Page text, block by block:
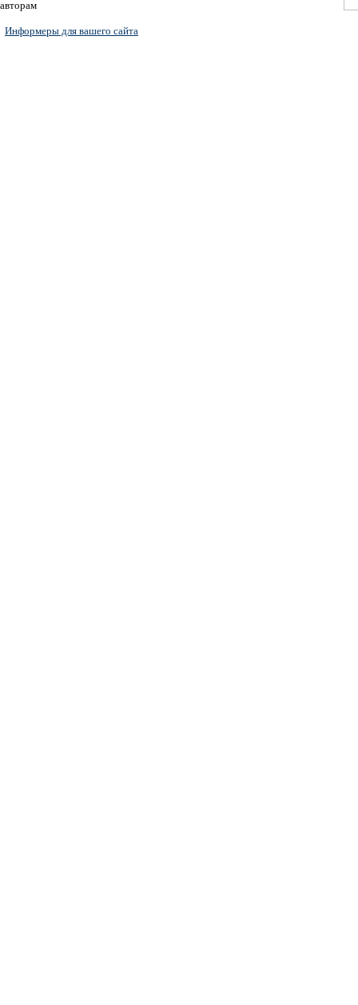
авторам
Информеры для вашего сайта